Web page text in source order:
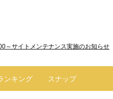
～サイトメンテナンス実施のお知らせ
マト運輸の配送遅延・停止について
ンキング スナップ